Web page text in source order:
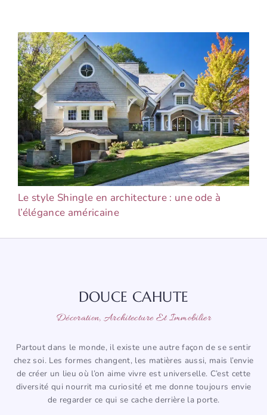
Le style Shingle en architecture : une ode à
l’élégance américaine
DOUCE CAHUTE
Décoration, Architecture Et Immobilier
Partout dans le monde, il existe une autre façon de se sentir
chez soi. Les formes changent, les matières aussi, mais l’envie
de créer un lieu où l’on aime vivre est universelle. C’est cette
diversité qui nourrit ma curiosité et me donne toujours envie
de regarder ce qui se cache derrière la porte.